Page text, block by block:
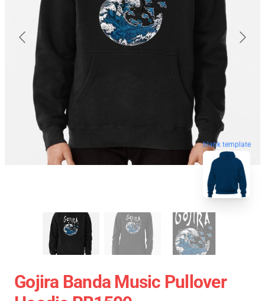
blank template
Gojira Banda Music Pullover